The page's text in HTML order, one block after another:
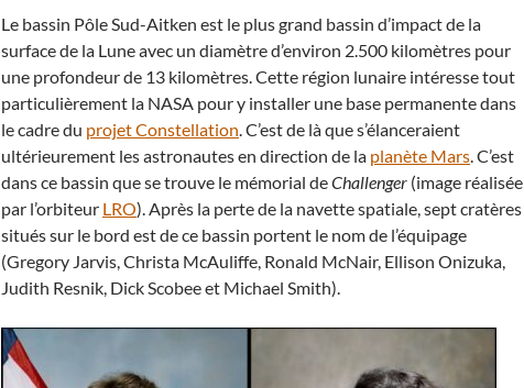
Le bassin Pôle Sud-Aitken est le plus grand bassin d’impact de la
surface de la Lune avec un diamètre d’environ 2.500 kilomètres pour
une profondeur de 13 kilomètres. Cette région lunaire intéresse tout
particulièrement la NASA pour y installer une base permanente dans
le cadre du projet Constellation. C’est de là que s’élanceraient
ultérieurement les astronautes en direction de la planète Mars. C’est
dans ce bassin que se trouve le mémorial deChallenger (image réalisée
par l’orbiteur LRO). Après la perte de la navette spatiale, sept cratères
situés sur le bord est de ce bassin portent le nom de l’équipage
(Gregory Jarvis, Christa McAuliffe, Ronald McNair, Ellison Onizuka,
Judith Resnik, Dick Scobee et Michael Smith).